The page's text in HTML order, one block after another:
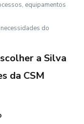
equipamentos
do
a Silva
da CSM